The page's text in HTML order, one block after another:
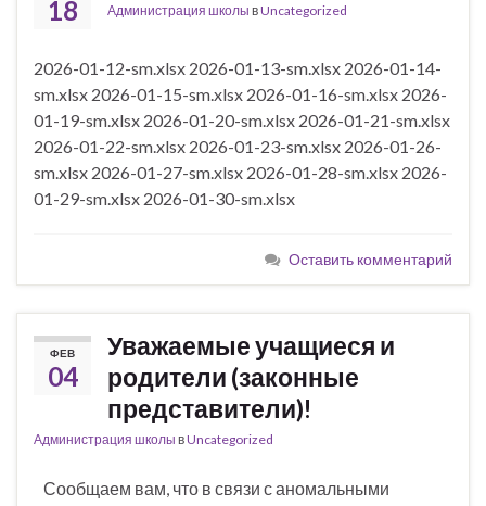
18 Администрация школы вUncategorized
2026-01-12-sm.xlsx 2026-01-13-sm.xlsx 2026-01-14-
sm.xlsx 2026-01-15-sm.xlsx 2026-01-16-sm.xlsx 2026-
01-19-sm.xlsx 2026-01-20-sm.xlsx 2026-01-21-sm.xlsx
2026-01-22-sm.xlsx 2026-01-23-sm.xlsx 2026-01-26-
sm.xlsx 2026-01-27-sm.xlsx 2026-01-28-sm.xlsx 2026-
01-29-sm.xlsx 2026-01-30-sm.xlsx
Оставить комментарий
ФЕВ
04
Уважаемые учащиеся и
родители (законные
представители)!
Администрация школы вUncategorized
Сообщаем вам, что в связи с аномальными